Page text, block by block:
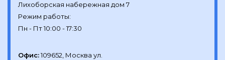
Лихоборская набережная дом 7
Режим работы:
Офис:109652, Москва ул.